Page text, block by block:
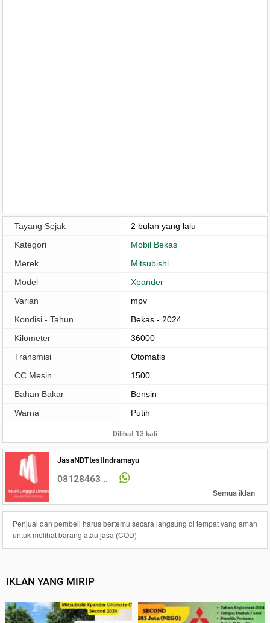
Tayang Sejak
2 bulan yang lalu
Kategori
Mobil Bekas
Merek
Mitsubishi
Model
Xpander
Varian
mpv
Kondisi - Tahun
Bekas - 2024
Kilometer
36000
Transmisi
Otomatis
CC Mesin
1500
Bahan Bakar
Bensin
Warna
Putih
Dilihat 13 kali
JasaNDTtestIndramayu
08128463 ..
Semua iklan
Penjual dan pembeli harus bertemu secara langsung di tempat yang aman
untuk melihat barang atau jasa (COD)
IKLAN YANG MIRIP